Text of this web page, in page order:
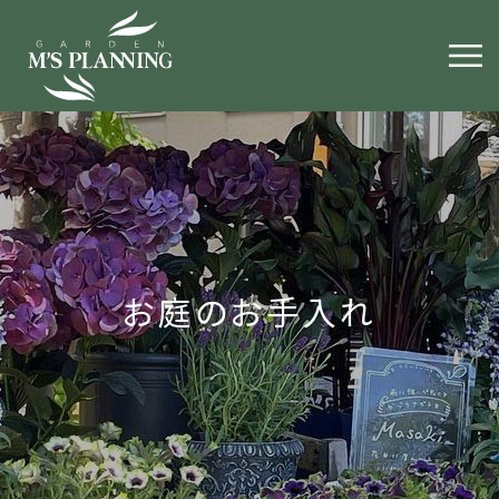
お庭のお手入れ